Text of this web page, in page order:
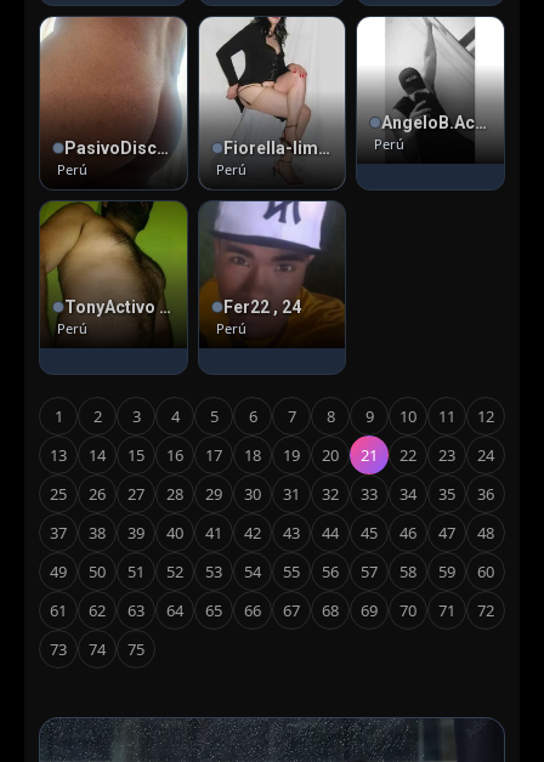
PasivoDiscretoSurco , 45
Perú
Fiorella-lima , 55
Perú
AngeloB.Activo , 25
Perú
TonyActivo , 38
Perú
Fer22 , 24
Perú
1 2 3 4 5 6 7 8 9 10 11
12
13
14 15 16 17 18 19 20 21 22 23
24
25
26 27 28 29 30 31 32 33 34 35
36
37
38 39 40 41 42 43 44 45 46 47
48
49
50 51 52 53 54 55 56 57 58 59
60
61
62 63 64 65 66 67 68 69 70 71
72
73
74 75